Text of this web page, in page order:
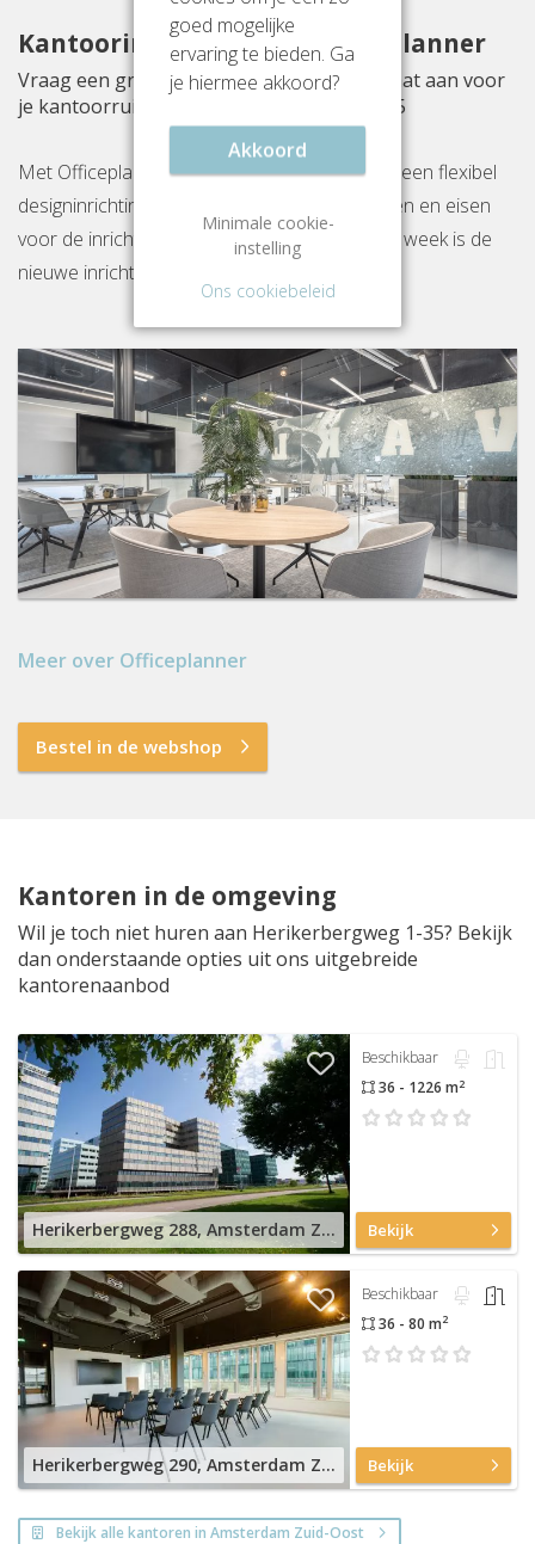
Kantoorinrichting met Officeplanner
Vraag een gratis inrichtingsvoorstel op maat aan voor
je kantoorruimte aan Herikerbergweg 1-35
Met Officeplanner huur, huurkoop of koop je een flexibel
designinrichtingspakket op basis van je wensen en eisen
voor de inrichting van jouw kantoor. Binnen 1 week is de
nieuwe inrichting gereed op locatie.
Meer over Officeplanner
Bestel in de webshop
Kantoren in de omgeving
Wil je toch niet huren aan Herikerbergweg 1-35? Bekijk
dan onderstaande opties uit ons uitgebreide
kantorenaanbod
Herikerbergweg 288, Amsterdam Zuid-Oost
Beschikbaar
36 - 1226 m2
Bekijk
Herikerbergweg 290, Amsterdam Zuid-Oost
Beschikbaar
36 - 80 m2
Bekijk
Bekijk alle kantoren in Amsterdam Zuid-Oost
goed mogelijke
ervaring te bieden. Ga
je hiermee akkoord?
Akkoord
Minimale cookie-
instelling
Ons cookiebeleid